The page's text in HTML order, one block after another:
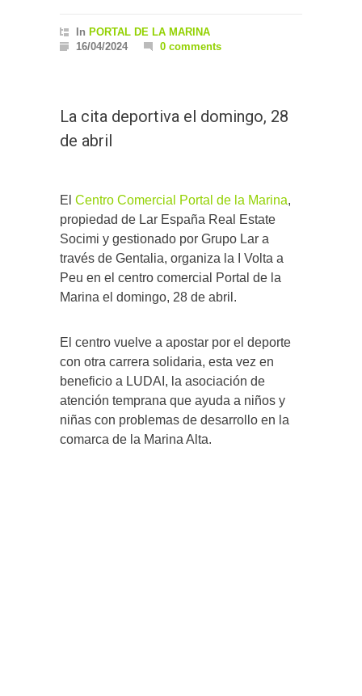
In PORTAL DE LA MARINA
16/04/2024
0 comments
La cita deportiva el domingo, 28
de abril
El Centro Comercial Portal de la Marina,
propiedad de Lar España Real Estate
Socimi y gestionado por Grupo Lar a
través de Gentalia, organiza la I Volta a
Peu en el centro comercial Portal de la
Marina el domingo, 28 de abril.
El centro vuelve a apostar por el deporte
con otra carrera solidaria, esta vez en
beneficio a LUDAI, la asociación de
atención temprana que ayuda a niños y
niñas con problemas de desarrollo en la
comarca de la Marina Alta.